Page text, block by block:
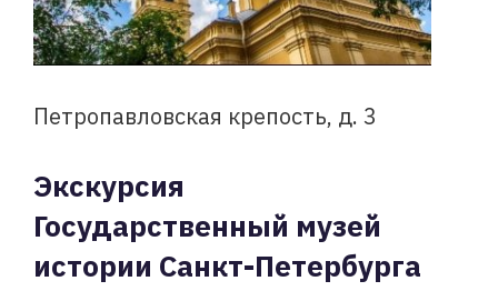
Петропавловская крепость, д. 3
Экскурсия
Государственный музей
истории Санкт-Петербурга